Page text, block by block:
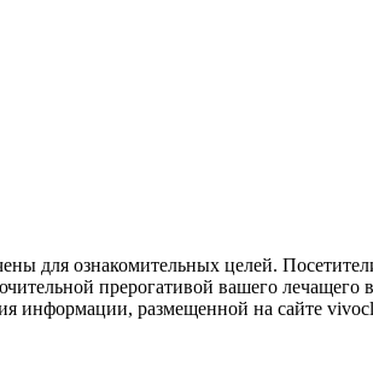
для ознакомительных целей.
прерогативой вашего
информации, размещенной на сайте